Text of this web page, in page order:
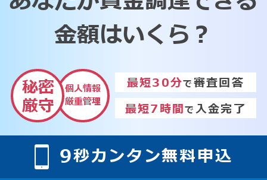
金額はいくら？
秘密
厳守
個人情報
厳重管理
最短30分で審査回答
最短7時間で入金完了
9秒カンタン無料申込